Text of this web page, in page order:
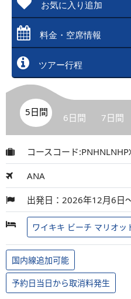
お気に入り追加
料金・空席情報
ツアー行程
5日間 6日間 7日間
コースコード
ANA
出発日：2026年12月6日
ワイキキ ビーチ マリオッ
国内線追加可能
予約日当日から取消料発生